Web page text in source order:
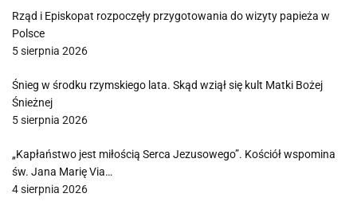
Rząd i Episkopat rozpoczęły przygotowania do wizyty papieża w
Polsce
5 sierpnia 2026
Śnieg w środku rzymskiego lata. Skąd wziął się kult Matki Bożej
Śnieżnej
5 sierpnia 2026
„Kapłaństwo jest miłością Serca Jezusowego”. Kościół wspomina
św. Jana Marię Via…
4 sierpnia 2026